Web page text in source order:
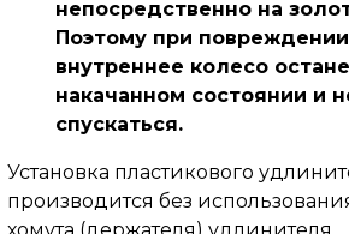
непосредственно на
Поэтому при
внутреннее колесо
накачанном состоянии и
спускаться.
Установка пластикового
производится без